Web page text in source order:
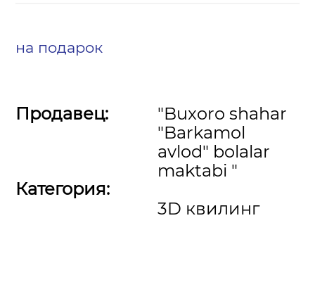
на подарок
Продавец:
Категория:
"Buxoro shahar
"Barkamol
avlod" bolalar
maktabi "
3D квилинг